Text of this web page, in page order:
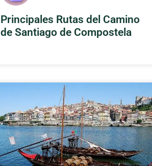
Principales Rutas del Camino
de Santiago de Compostela